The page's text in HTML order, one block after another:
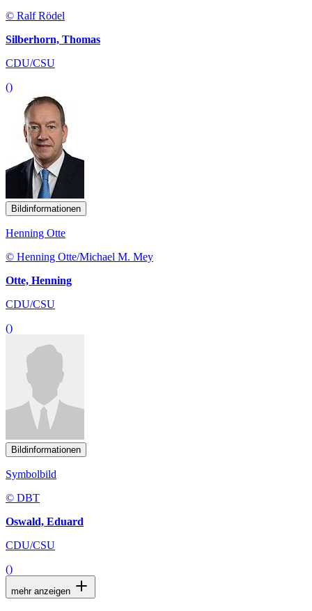
© Ralf Rödel
Silberhorn, Thomas
CDU/CSU
()
Bildinformationen
Henning Otte
© Henning Otte/Michael M. Mey
Otte, Henning
CDU/CSU
()
Bildinformationen
Symbolbild
© DBT
Oswald, Eduard
CDU/CSU
()
mehr anzeigen